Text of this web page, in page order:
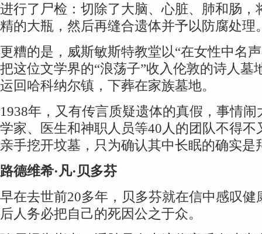
进行了尸检：切除了大脑、心脏、肺和肠，
精的大瓶，然后再缝合遗体并予以防腐处理
更糟的是，威斯敏斯特教堂以“在女性中名
把这位文学界的“浪荡子”收入伦敦的诗人墓
运回哈科纳尔镇，下葬在家族墓地。
1938年，又有传言质疑遗体的真假，事情
学家、医生和神职人员等40人的团队不得不
亲手挖开坟墓，只为确认其中长眠的确实是
路德维希·凡·贝多芬
早在去世前20多年，贝多芬就在信中感叹健
后人务必把自己的死因公之于众。